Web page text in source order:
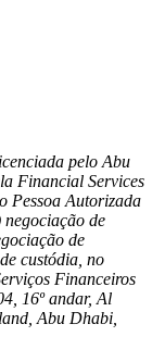
pelo Abu
Financial Services
Pessoa Autorizada
de
de
custódia, no
Financeiros
16º andar, Al
Abu Dhabi,